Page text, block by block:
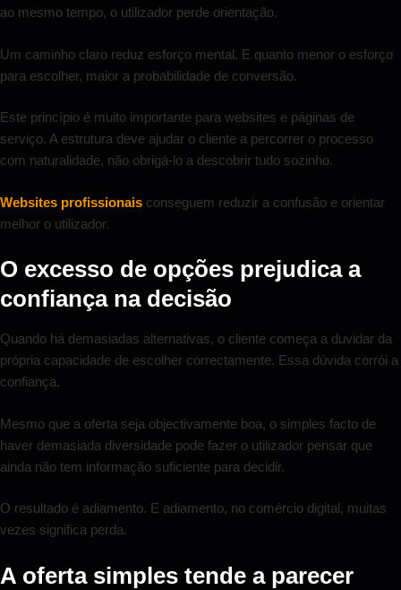
ao mesmo tempo, o utilizador perde orientação.
Um caminho claro reduz esforço mental. E quanto menor o esforço
para escolher, maior a probabilidade de conversão.
Este princípio é muito importante para websites e páginas de
serviço. A estrutura deve ajudar o cliente a percorrer o processo
com naturalidade, não obrigá-lo a descobrir tudo sozinho.
Websites profissionais conseguem reduzir a confusão e orientar
melhor o utilizador.
O excesso de opções prejudica a
confiança na decisão
Quando há demasiadas alternativas, o cliente começa a duvidar da
própria capacidade de escolher correctamente. Essa dúvida corrói a
confiança.
Mesmo que a oferta seja objectivamente boa, o simples facto de
haver demasiada diversidade pode fazer o utilizador pensar que
ainda não tem informação suficiente para decidir.
O resultado é adiamento. E adiamento, no comércio digital, muitas
vezes significa perda.
A oferta simples tende a parecer